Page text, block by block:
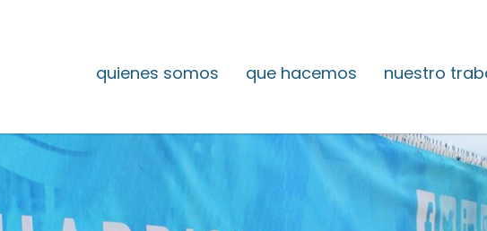
quienes somos que hacemos nuestro